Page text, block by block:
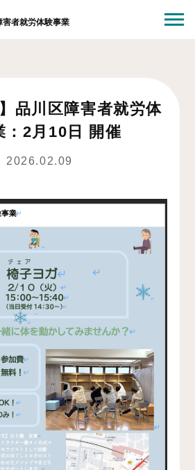
者就労体験事業
品川区障害者就労体
：2月10日 開催
2026.02.09